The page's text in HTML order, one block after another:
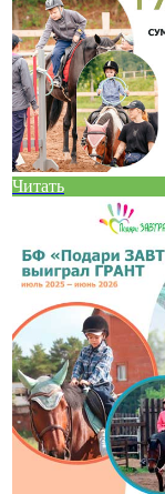
Читать